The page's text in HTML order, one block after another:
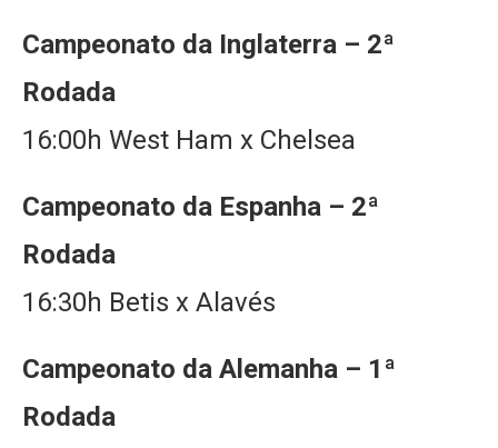
Campeonato da Inglaterra – 2ª
Rodada
16:00h West Ham x Chelsea
Campeonato da Espanha – 2ª
Rodada
16:30h Betis x Alavés
Campeonato da Alemanha – 1ª
Rodada